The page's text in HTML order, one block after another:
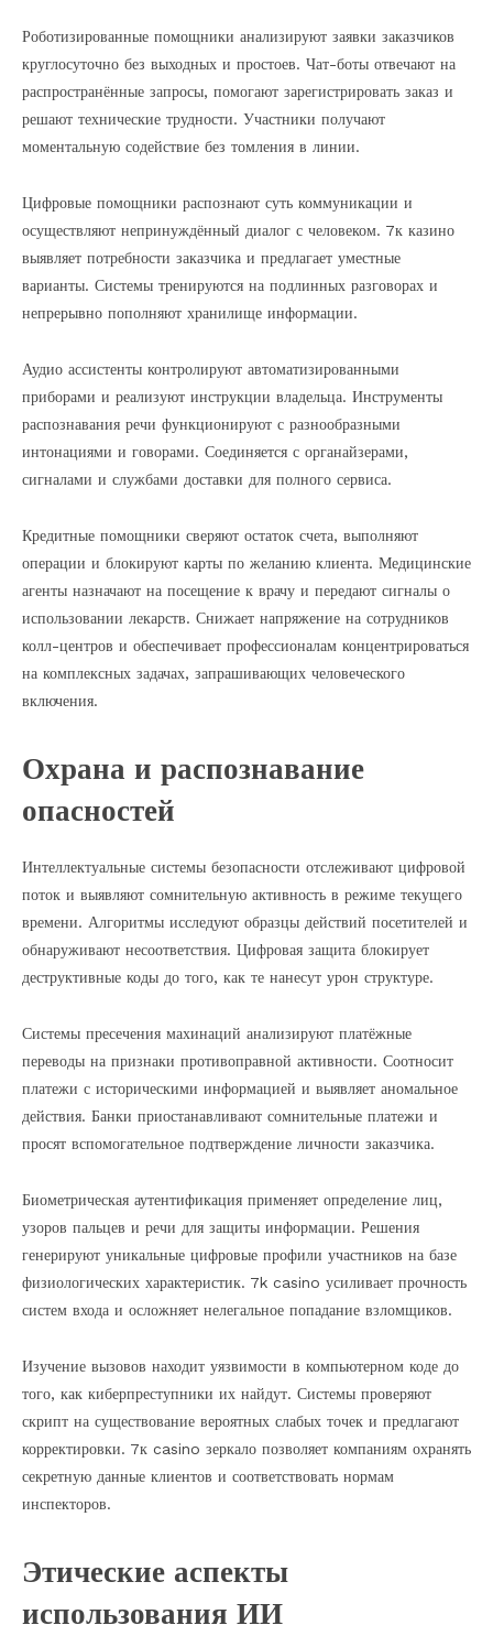
Роботизированные помощники анализируют заявки заказчиков
круглосуточно без выходных и простоев. Чат-боты отвечают на
распространённые запросы, помогают зарегистрировать заказ и
решают технические трудности. Участники получают
моментальную содействие без томления в линии.
Цифровые помощники распознают суть коммуникации и
осуществляют непринуждённый диалог с человеком. 7к казино
выявляет потребности заказчика и предлагает уместные
варианты. Системы тренируются на подлинных разговорах и
непрерывно пополняют хранилище информации.
Аудио ассистенты контролируют автоматизированными
приборами и реализуют инструкции владельца. Инструменты
распознавания речи функционируют с разнообразными
интонациями и говорами. Соединяется с органайзерами,
сигналами и службами доставки для полного сервиса.
Кредитные помощники сверяют остаток счета, выполняют
операции и блокируют карты по желанию клиента. Медицинские
агенты назначают на посещение к врачу и передают сигналы о
использовании лекарств. Снижает напряжение на сотрудников
колл-центров и обеспечивает профессионалам концентрироваться
на комплексных задачах, запрашивающих человеческого
включения.
Охрана и распознавание
опасностей
Интеллектуальные системы безопасности отслеживают цифровой
поток и выявляют сомнительную активность в режиме текущего
времени. Алгоритмы исследуют образцы действий посетителей и
обнаруживают несоответствия. Цифровая защита блокирует
деструктивные коды до того, как те нанесут урон структуре.
Системы пресечения махинаций анализируют платёжные
переводы на признаки противоправной активности. Соотносит
платежи с историческими информацией и выявляет аномальное
действия. Банки приостанавливают сомнительные платежи и
просят вспомогательное подтверждение личности заказчика.
Биометрическая аутентификация применяет определение лиц,
узоров пальцев и речи для защиты информации. Решения
генерируют уникальные цифровые профили участников на базе
физиологических характеристик. 7k casino усиливает прочность
систем входа и осложняет нелегальное попадание взломщиков.
Изучение вызовов находит уязвимости в компьютерном коде до
того, как киберпреступники их найдут. Системы проверяют
скрипт на существование вероятных слабых точек и предлагают
корректировки. 7к casino зеркало позволяет компаниям охранять
секретную данные клиентов и соответствовать нормам
инспекторов.
Этические аспекты
использования ИИ